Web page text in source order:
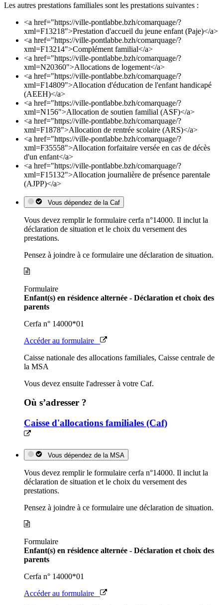
Les autres prestations familiales sont les prestations suivantes :
<a href="https://ville-pontlabbe.bzh/comarquage/?
xml=F13218">Prestation d'accueil du jeune enfant (Paje)</a>
<a href="https://ville-pontlabbe.bzh/comarquage/?
xml=F13214">Complément familial</a>
<a href="https://ville-pontlabbe.bzh/comarquage/?
xml=N20360">Allocations de logement</a>
<a href="https://ville-pontlabbe.bzh/comarquage/?
xml=F14809">Allocation d'éducation de l'enfant handicapé
(AEEH)</a>
<a href="https://ville-pontlabbe.bzh/comarquage/?
xml=N156">Allocation de soutien familial (ASF)</a>
<a href="https://ville-pontlabbe.bzh/comarquage/?
xml=F1878">Allocation de rentrée scolaire (ARS)</a>
<a href="https://ville-pontlabbe.bzh/comarquage/?
xml=F35558">Allocation forfaitaire versée en cas de décès
d'un enfant</a>
<a href="https://ville-pontlabbe.bzh/comarquage/?
xml=F15132">Allocation journalière de présence parentale
(AJPP)</a>
Vous dépendez de la Caf
Vous devez remplir le formulaire cerfa n°14000. Il inclut la
déclaration de situation et le choix du versement des
prestations.
Pensez à joindre à ce formulaire une déclaration de situation.
Formulaire
Enfant(s) en résidence alternée - Déclaration et choix des
parents
Cerfa n° 14000*01
Accéder au formulaire
Caisse nationale des allocations familiales, Caisse centrale de
la MSA
Vous devez ensuite l'adresser à votre Caf.
Où s’adresser ?
Caisse d'allocations familiales (Caf)
Vous dépendez de la MSA
Vous devez remplir le formulaire cerfa n°14000. Il inclut la
déclaration de situation et le choix du versement des
prestations.
Pensez à joindre à ce formulaire une déclaration de situation.
Formulaire
Enfant(s) en résidence alternée - Déclaration et choix des
parents
Cerfa n° 14000*01
Accéder au formulaire